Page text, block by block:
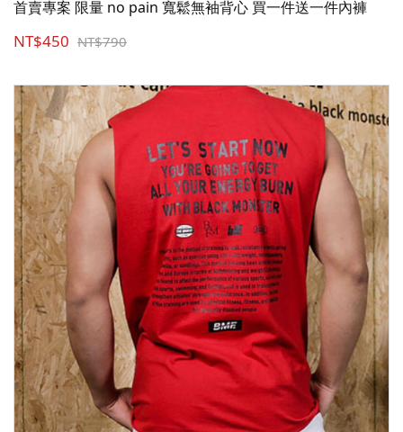
首賣專案 限量 no pain 寬鬆無袖背心 買一件送一件內褲
NT$450 NT$790